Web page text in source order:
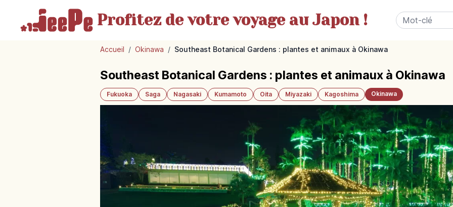
Profitez de votrevoyage au Japon !
Accueil / Okinawa / Southeast Botanical Gardens : plantes et animaux à Okinawa
Southeast Botanical Gardens : plantes et animaux à Okinawa
Fukuoka Saga Nagasaki Kumamoto Oita Miyazaki Kagoshima Okinawa